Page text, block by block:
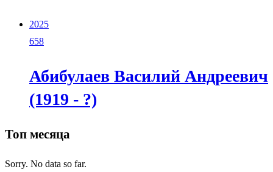
2025
658
Абибулаев Василий Андреевич
(1919 - ?)
Топ месяца
Sorry. No data so far.